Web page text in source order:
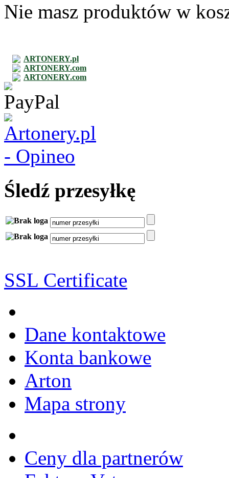
Nie masz produktów w
ARTONERY.pl
ARTONERY.com
ARTONERY.com
Śledź przesyłkę
SSL Certificate
Dane kontaktowe
Konta bankowe
Arton
Mapa strony
Ceny dla partnerów